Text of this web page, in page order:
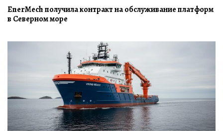
EnerMech получила контракт на обслуживание платформ
в Северном море